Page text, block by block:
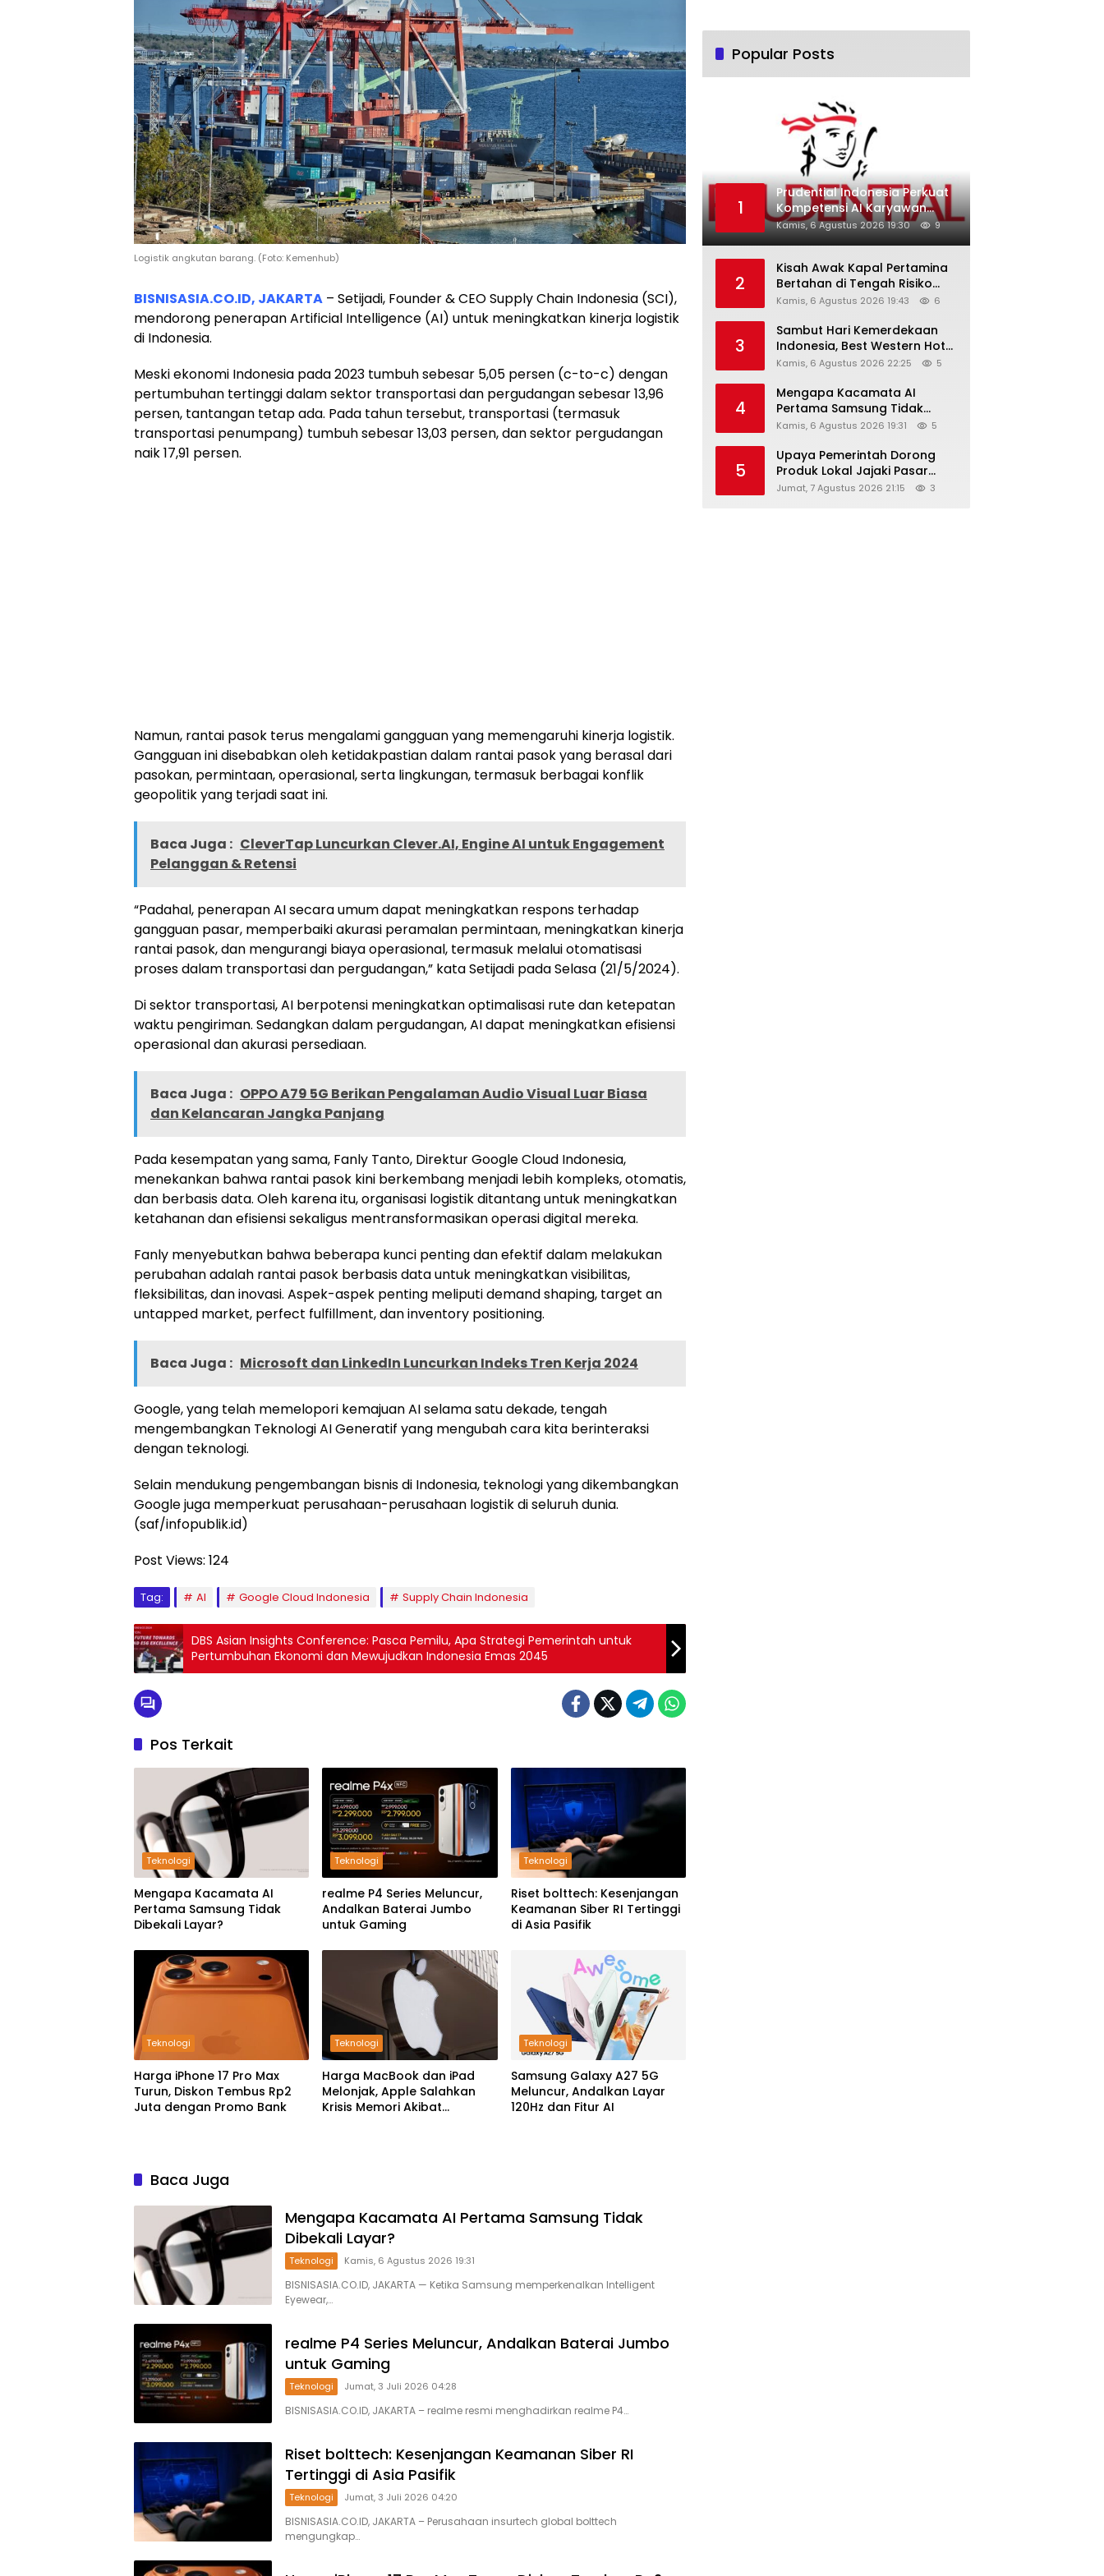
Logistik angkutan barang. (Foto: Kemenhub)
BISNISASIA.CO.ID, JAKARTA – Setijadi, Founder & CEO Supply Chain Indonesia (SCI),
mendorong penerapan Artificial Intelligence (AI) untuk meningkatkan kinerja logistik
di Indonesia.
Meski ekonomi Indonesia pada 2023 tumbuh sebesar 5,05 persen (c-to-c) dengan
pertumbuhan tertinggi dalam sektor transportasi dan pergudangan sebesar 13,96
persen, tantangan tetap ada. Pada tahun tersebut, transportasi (termasuk
transportasi penumpang) tumbuh sebesar 13,03 persen, dan sektor pergudangan
naik 17,91 persen.
Namun, rantai pasok terus mengalami gangguan yang memengaruhi kinerja logistik.
Gangguan ini disebabkan oleh ketidakpastian dalam rantai pasok yang berasal dari
pasokan, permintaan, operasional, serta lingkungan, termasuk berbagai konflik
geopolitik yang terjadi saat ini.
Baca Juga : CleverTap Luncurkan Clever.AI, Engine AI untuk Engagement
Pelanggan & Retensi
“Padahal, penerapan AI secara umum dapat meningkatkan respons terhadap
gangguan pasar, memperbaiki akurasi peramalan permintaan, meningkatkan kinerja
rantai pasok, dan mengurangi biaya operasional, termasuk melalui otomatisasi
proses dalam transportasi dan pergudangan,” kata Setijadi pada Selasa (21/5/2024).
Di sektor transportasi, AI berpotensi meningkatkan optimalisasi rute dan ketepatan
waktu pengiriman. Sedangkan dalam pergudangan, AI dapat meningkatkan efisiensi
operasional dan akurasi persediaan.
Baca Juga : OPPO A79 5G Berikan Pengalaman Audio Visual Luar Biasa
dan Kelancaran Jangka Panjang
Pada kesempatan yang sama, Fanly Tanto, Direktur Google Cloud Indonesia,
menekankan bahwa rantai pasok kini berkembang menjadi lebih kompleks, otomatis,
dan berbasis data. Oleh karena itu, organisasi logistik ditantang untuk meningkatkan
ketahanan dan efisiensi sekaligus mentransformasikan operasi digital mereka.
Fanly menyebutkan bahwa beberapa kunci penting dan efektif dalam melakukan
perubahan adalah rantai pasok berbasis data untuk meningkatkan visibilitas,
fleksibilitas, dan inovasi. Aspek-aspek penting meliputi demand shaping, target an
untapped market, perfect fulfillment, dan inventory positioning.
Baca Juga : Microsoft dan LinkedIn Luncurkan Indeks Tren Kerja 2024
Google, yang telah memelopori kemajuan AI selama satu dekade, tengah
mengembangkan Teknologi AI Generatif yang mengubah cara kita berinteraksi
dengan teknologi.
Selain mendukung pengembangan bisnis di Indonesia, teknologi yang dikembangkan
Google juga memperkuat perusahaan-perusahaan logistik di seluruh dunia.
(saf/infopublik.id)
Post Views: 124
Tag: AI Google Cloud Indonesia Supply Chain Indonesia
DBS Asian Insights Conference: Pasca Pemilu, Apa Strategi Pemerintah untuk
Pertumbuhan Ekonomi dan Mewujudkan Indonesia Emas 2045
Pos Terkait
Teknologi
Mengapa Kacamata AI
Pertama Samsung Tidak
Dibekali Layar?
Teknologi
realme P4 Series Meluncur,
Andalkan Baterai Jumbo
untuk Gaming
Teknologi
Riset bolttech: Kesenjangan
Keamanan Siber RI Tertinggi
di Asia Pasifik
Teknologi
Harga iPhone 17 Pro Max
Turun, Diskon Tembus Rp2
Juta dengan Promo Bank
Teknologi
Harga MacBook dan iPad
Melonjak, Apple Salahkan
Krisis Memori Akibat
Teknologi
Samsung Galaxy A27 5G
Meluncur, Andalkan Layar
120Hz dan Fitur AI
Baca Juga
Mengapa Kacamata AI Pertama Samsung Tidak
Dibekali Layar?
Teknologi Kamis, 6 Agustus 2026 19:31
BISNISASIA.CO.ID, JAKARTA — Ketika Samsung memperkenalkan Intelligent
Eyewear,…
realme P4 Series Meluncur, Andalkan Baterai Jumbo
untuk Gaming
Teknologi Jumat, 3 Juli 2026 04:28
BISNISASIA.CO.ID, JAKARTA – realme resmi menghadirkan realme P4…
Riset bolttech: Kesenjangan Keamanan Siber RI
Tertinggi di Asia Pasifik
Teknologi Jumat, 3 Juli 2026 04:20
BISNISASIA.CO.ID, JAKARTA – Perusahaan insurtech global bolttech
mengungkap…
Popular Posts
1
Prudential Indonesia Perkuat
Kompetensi AI Karyawan
Lewat AI Week
Kamis, 6 Agustus 2026 19:30 9
2
Kisah Awak Kapal Pertamina
Bertahan di Tengah Risiko
Pelayaran Selat Hormuz
Kamis, 6 Agustus 2026 19:43 6
3
Sambut Hari Kemerdekaan
Indonesia, Best Western Hotel
Hadirkan The Freedom Stay
Kamis, 6 Agustus 2026 22:25 5
4
Mengapa Kacamata AI
Pertama Samsung Tidak
Dibekali Layar?
Kamis, 6 Agustus 2026 19:31 5
5
Upaya Pemerintah Dorong
Produk Lokal Jajaki Pasar
Global, Ini Harapan Menteri
Jumat, 7 Agustus 2026 21:15 3